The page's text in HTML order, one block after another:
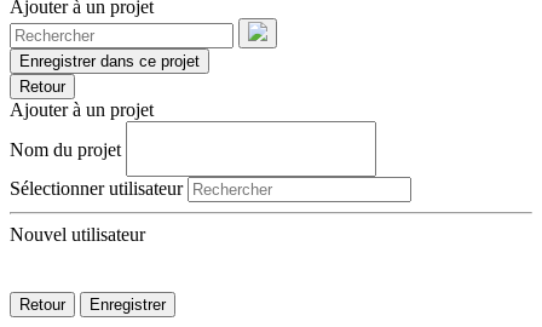
Ajouter à un projet
Enregistrer dans ce projet
Retour
Ajouter à un projet
Nom du projet
Sélectionner utilisateur
Nouvel utilisateur
Retour Enregistrer